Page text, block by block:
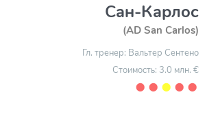
Сан-Карлос
(AD San Carlos)
Гл. тренер: Вальтер Сентено
Стоимость: 3.0 млн. €
⬤ ⬤ ⬤ ⬤ ⬤